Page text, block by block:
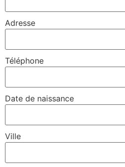
Adresse
Téléphone
Date de naissance
Ville